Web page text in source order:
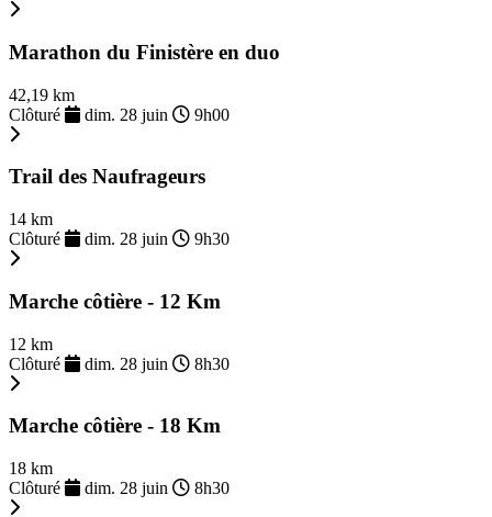
Marathon du Finistère en duo
42,19 km
Clôturé
dim. 28 juin 9h00
Trail des Naufrageurs
14 km
Clôturé
dim. 28 juin 9h30
Marche côtière - 12 Km
12 km
Clôturé
dim. 28 juin 8h30
Marche côtière - 18 Km
18 km
Clôturé
dim. 28 juin 8h30